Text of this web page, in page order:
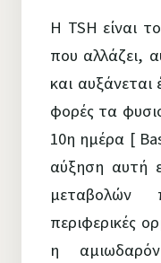
Η TSH είναι
που αλλάζει,
και
φορές τα
10η ημέρα [
αύξηση αυτή
μεταβολών
περιφερικές
η